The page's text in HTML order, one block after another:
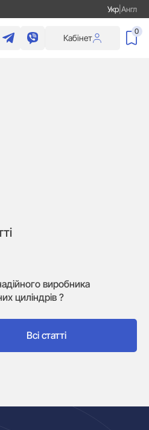
Укр| Англ
Кабінет
0
виробника
циліндрів ?
Всі статті